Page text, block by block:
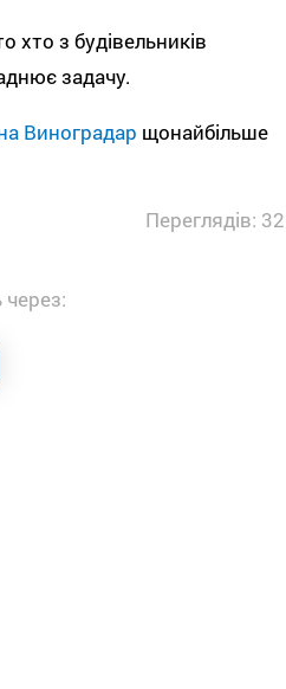
хто з будівельників
задачу.
Виноградар щонайбільше
Переглядів: